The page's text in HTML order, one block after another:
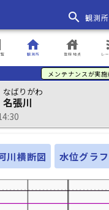
search 観測
観測所
home
登録地点
house
レ
メンテナンスが実
なばりがわ
名張川
川横断図 水位グラフ